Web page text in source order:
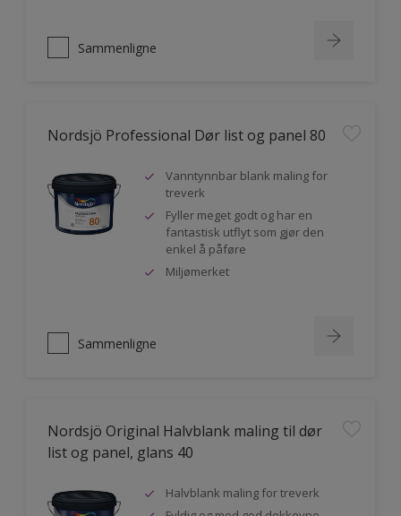
Sammenligne
Nordsjö Professional Dør list og panel 80
Vanntynnbar blank maling for
treverk
Fyller meget godt og har en
fantastisk utflyt som gjør den
enkel å påføre
Miljømerket
Sammenligne
Nordsjö Original Halvblank maling til dør
list og panel, glans 40
Halvblank maling for treverk